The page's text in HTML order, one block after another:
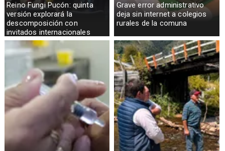
Reino Fungi Pucón: quinta
versión explorará la
descomposición con
invitados internacionales
Grave error administrativo
deja sin internet a colegios
rurales de la comuna